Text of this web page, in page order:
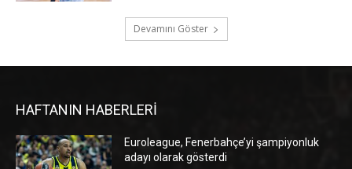
Devamını Göster
HAFTANIN HABERLERİ
Euroleague, Fenerbahçe’yi şampiyonluk
adayı olarak gösterdi